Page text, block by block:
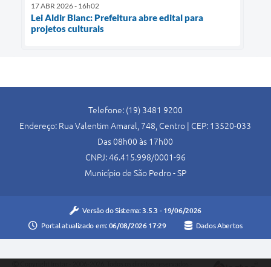
17 ABR 2026 - 16h02
Lei Aldir Blanc: Prefeitura abre edital para
projetos culturais
Telefone: (19) 3481 9200
Endereço: Rua Valentim Amaral, 748, Centro | CEP: 13520-033
Das 08h00 às 17h00
CNPJ: 46.415.998/0001-96
Município de São Pedro - SP
Versão do Sistema: 3.5.3 - 19/06/2026
Portal atualizado em: 06/08/2026 17:29 Dados Abertos